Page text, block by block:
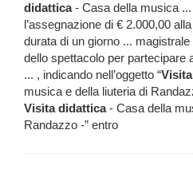
didattica- Casa della musica
l’assegnazione di € 2.000,00 alla
durata di un giorno ...
dello spettacolo per partecipare
... , indicando nell’oggetto “Visita
musica e della liuteria di
Visita didattica- Casa della
Randazzo -” entro